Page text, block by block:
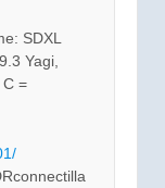
SDXL
Yagi,
=